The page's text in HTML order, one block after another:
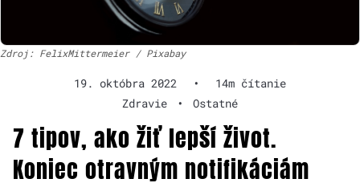
Zdroj: FelixMittermeier / Pixabay
19. októbra 2022 •
14m čítanie
Zdravie
• Ostatné
7 tipov, ako žiť lepší život.
Koniec otravným notifikáciám